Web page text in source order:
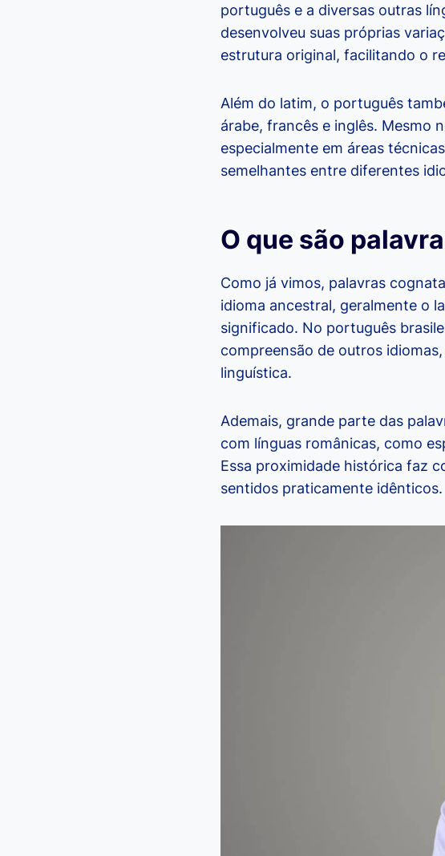
português e a diversas outras
desenvolveu suas próprias
estrutura original, facilitando o
Além do latim, o português
árabe, francês e inglês. Mesmo
especialmente em áreas
semelhantes entre diferentes
O que são
Como já vimos, palavras
idioma ancestral, geralmente o
significado. No português
compreensão de outros
linguística.
Ademais, grande parte das
com línguas românicas, como
Essa proximidade histórica faz
sentidos praticamente idênticos.